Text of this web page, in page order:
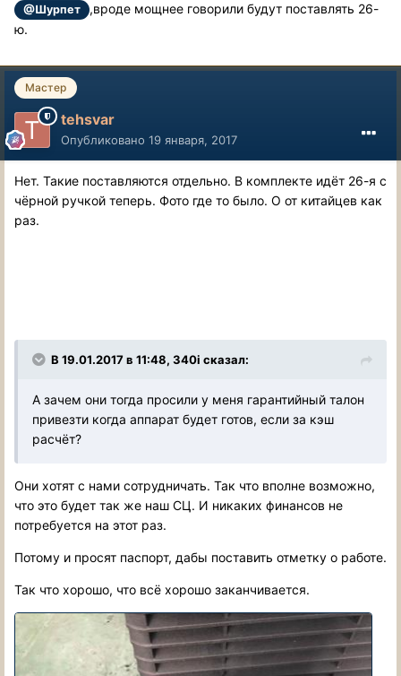
@Шурпет
,вроде мощнее говорили будут поставлять 26-
ю.
Мастер
tehsvar
Опубликовано 19 января, 2017
Нет. Такие поставляются отдельно. В комплекте идёт 26-я с
чёрной ручкой теперь. Фото где то было. О от китайцев как
раз.
В 19.01.2017 в 11:48, 340i сказал:
А зачем они тогда просили у меня гарантийный талон
привезти когда аппарат будет готов, если за кэш
расчёт?
Они хотят с нами сотрудничать. Так что вполне возможно,
что это будет так же наш СЦ. И никаких финансов не
потребуется на этот раз.
Потому и просят паспорт, дабы поставить отметку о работе.
Так что хорошо, что всё хорошо заканчивается.